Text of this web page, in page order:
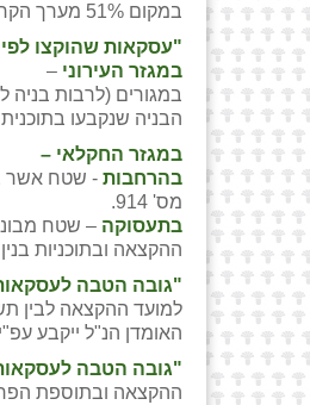
במקום 51% מערך הקרקע בהתאם להחלטת המועצה 402, ועד כה לא שולמה ייתרת התמורה בגין העסקאות הנ"ל."
"עסקאות שהוקצו
במגזר העירוני –
במגורים (לרבות בניה
הבניה שנקבעו בתוכנית
במגזר החקלאי –
בהרחבות
מס' 914.
בתעסוקה – שטח
ההקצאה ובתוכניות בנין
"גובה הטבה
למועד ההקצאה לבין
האומדן הנ"ל ייקבע
"גובה הטבה לעסקאות
ההקצאה ובתוספת